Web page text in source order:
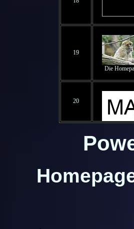
19
Die
20